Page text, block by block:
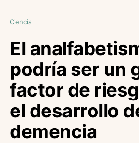
Ciencia
El
podría ser un
factor de
el desarrollo
demencia